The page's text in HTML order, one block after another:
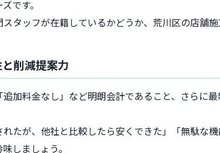
です。
タッフが在籍しているかどうか、荒川区の店舗
削減提案力
追加料金なし」など明朗会計であること、さらに
れたが、他社と比較したら安くできた」「無駄
しましょう。